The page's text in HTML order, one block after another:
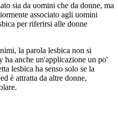
sia da uomini che da donne, ma
associato agli uomini
per riferirsi alle donne
la parola lesbica non si
anche un'applicazione un po'
lesbica ha senso solo se la
è attratta da altre donne,